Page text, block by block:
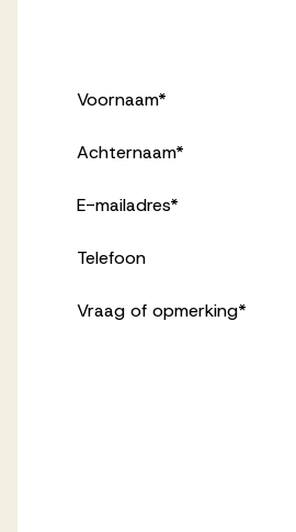
Voornaam*
Achternaam*
E-mailadres*
Telefoon
Vraag of opmerking*